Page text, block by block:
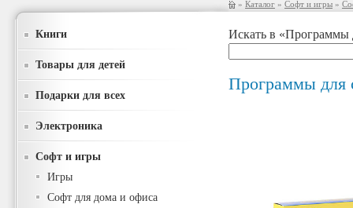
» Каталог » Софт и игры »
Книги
Товары для детей
Подарки для всех
Электроника
Софт и игры
Игры
Софт для дома и офиса
Искать в «Программы
Программы для